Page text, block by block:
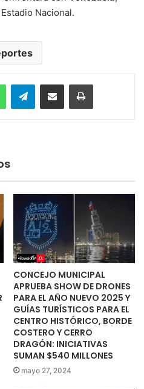
Nacional.
WhatsAppTelegramEnviar vía email Imprimir
CONCEJO MUNICIPAL
APRUEBA SHOW DE DRONES
PARA EL AÑO NUEVO 2025 Y
GUÍAS TURÍSTICOS PARA EL
CENTRO HISTÓRICO, BORDE
COSTERO Y CERRO
DRAGÓN: INICIATIVAS
SUMAN $540 MILLONES
mayo 27, 2024